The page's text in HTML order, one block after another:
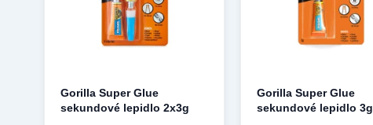
Gorilla Super Glue
sekundové lepidlo 2x3g
Gorilla Super Glue
sekundové lepidlo 3g